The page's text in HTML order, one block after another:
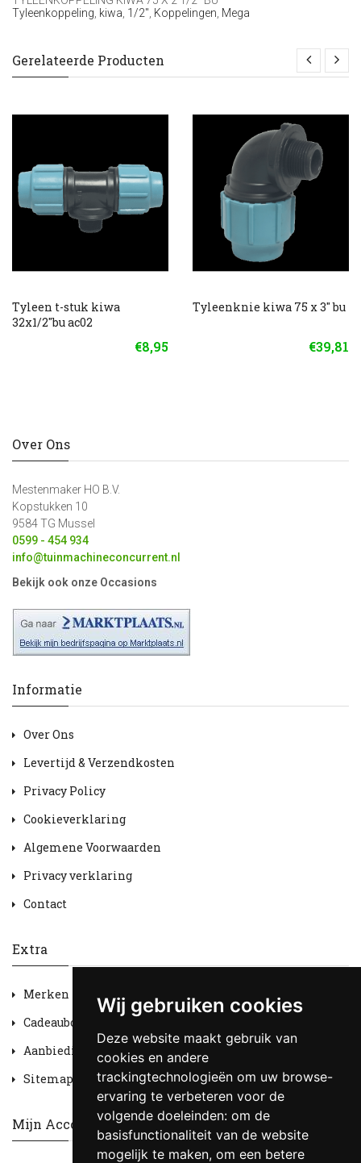
Wij gebruiken cookies
Deze website maakt gebruik van
cookies en andere
trackingtechnologieën om uw browse-
ervaring te verbeteren voor de
volgende doeleinden: om de
basisfunctionaliteit van de website
mogelijk te maken, om een betere
Tyleenkoppeling kiwa 1/2" Koppelingen Mega
Gerelateerde Producten
Tyleen t-stuk kiwa
32x1/2"bu ac02
€8,95
Tyleenknie kiwa 75 x 3" bu
€39,81
Over Ons
Mestenmaker HO B.V.
Kopstukken 10
9584 TG Mussel
0599 - 454 934
info@tuinmachineconcurrent.nl
Bekijk ook onze Occasions
Informatie
Over Ons
Levertijd & Verzendkosten
Privacy Policy
Cookieverklaring
Algemene Voorwaarden
Privacy verklaring
Contact
Extra
Merken
Cadeaubon
Aanbiedingen
Sitemap
Mijn Account